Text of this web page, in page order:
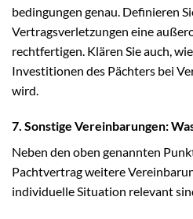
bedingungen genau. Definieren
Vertragsverletzungen eine
rechtfertigen. Klären Sie auch,
Investitionen des Pächters bei
wird.
7. Sonstige Vereinbarungen:
Neben den oben genannten
Pachtvertrag weitere
individuelle Situation relevant